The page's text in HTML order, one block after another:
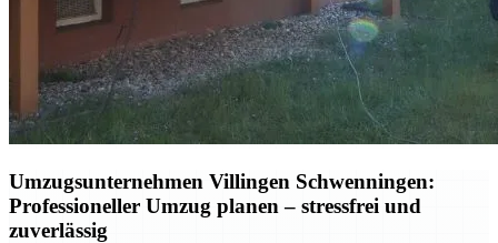
Umzugsunternehmen Villingen Schwenningen:
Professioneller Umzug planen – stressfrei und
zuverlässig